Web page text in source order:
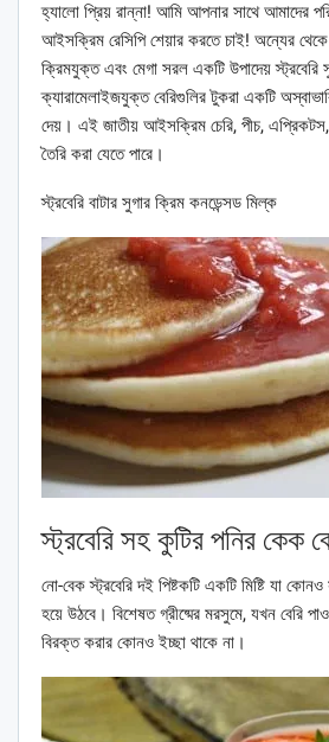
হ্যালো প্রিয় রান্না! আমি আপনার সাথে আমাদের
আইসক্রিম রেসিপি শেয়ার করতে চাই! অন্যের
ক্রিমযুক্ত এবং মেগা সরল একটি উপাদেয়
ক্যারামেলাইজযুক্ত বেরিগুলির টুকরা একটি
দেয়। এই জাতীয় আইসক্রিম চেরি, পীচ,
তৈরি করা যেতে পারে।
স্ট্রবেরি বাটার সুগার ক্রিম কনডেন্সড মিল্ক
স্ট্রবেরি সহ কুটির পনির কেক
নো-বেক স্ট্রবেরি দই পিষ্টকটি একটি মিষ্টি যা
হয়ে উঠবে। বিশেষত গ্রীষ্মের মরসুমে, যখন বেরি
বিরক্ত করার কোনও ইচ্ছা থাকে না।